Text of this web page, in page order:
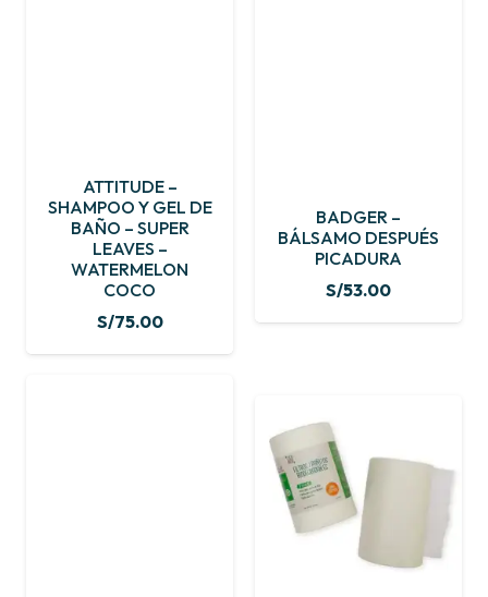
ATTITUDE –
SHAMPOO Y GEL DE
BAÑO – SUPER
LEAVES –
WATERMELON
COCO
S/75.00
BADGER –
BÁLSAMO DESPUÉS
PICADURA
S/53.00